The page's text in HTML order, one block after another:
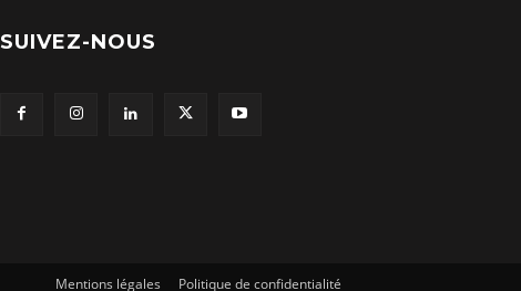
SUIVEZ-NOUS
Mentions légales Politique de confidentialité